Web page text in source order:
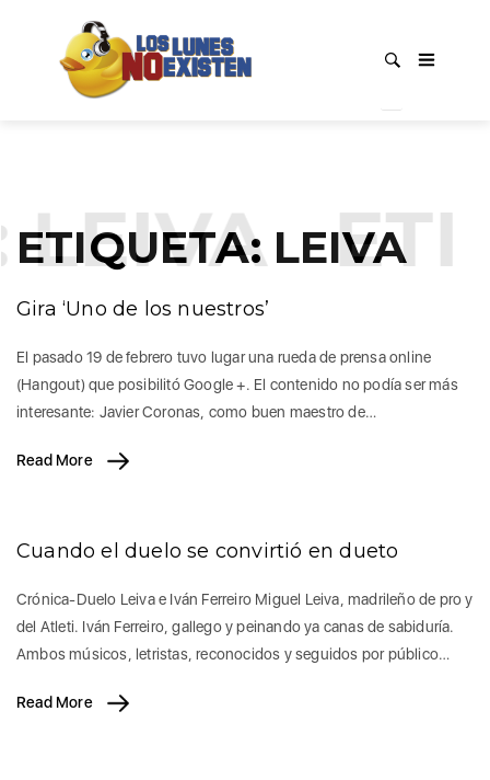
ETIQUETA: LEIVA
LEIVA
Gira ‘Uno de los nuestros’
El pasado 19 de febrero tuvo lugar una rueda de prensa online
(Hangout) que posibilitó Google +. El contenido no podía ser más
interesante: Javier Coronas, como buen maestro de…
Read More
Cuando el duelo se convirtió en dueto
Crónica-Duelo Leiva e Iván Ferreiro Miguel Leiva, madrileño de pro y
del Atleti. Iván Ferreiro, gallego y peinando ya canas de sabiduría.
Ambos músicos, letristas, reconocidos y seguidos por público…
Read More